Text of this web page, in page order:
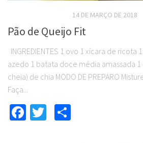
14 DE MARÇO DE 2018
Pão de Queijo Fit
INGREDIENTES 1 ovo 1 xícara de ricota
azedo 1 batata doce média amassada
cheia) de chia MODO DE PREPARO
Faça...
Facebook
Twitter